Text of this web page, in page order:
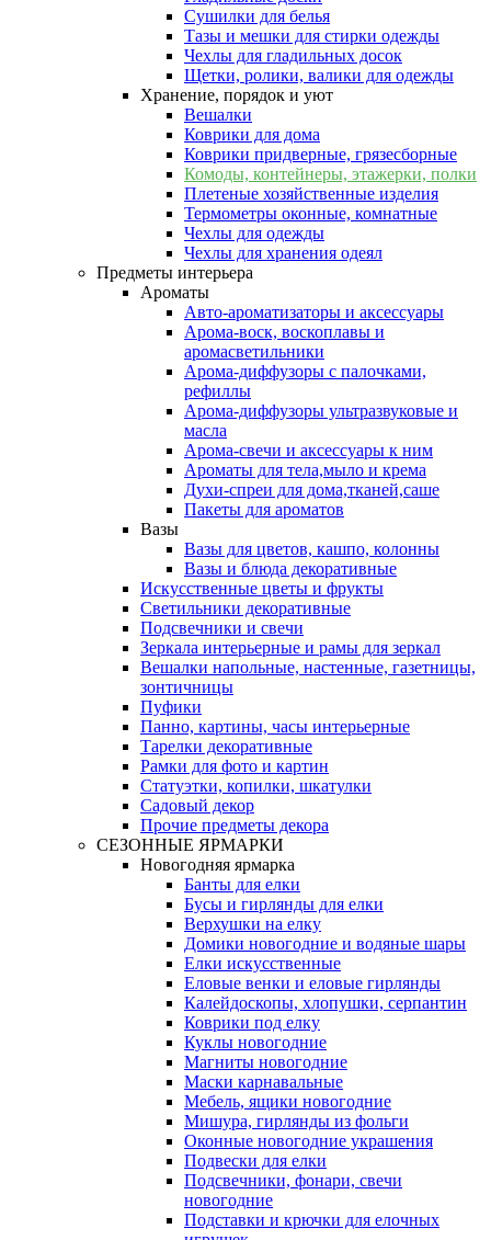
Сушилки для белья
Тазы и мешки для стирки одежды
Чехлы для гладильных досок
Щетки, ролики, валики для одежды
Хранение, порядок и уют
Вешалки
Коврики для дома
Коврики придверные, грязесборные
Комоды, контейнеры, этажерки, полки
Плетеные хозяйственные изделия
Термометры оконные, комнатные
Чехлы для одежды
Чехлы для хранения одеял
Предметы интерьера
Ароматы
Авто-ароматизаторы и аксессуары
Арома-воск, воскоплавы и
аромасветильники
Арома-диффузоры с палочками,
рефиллы
Арома-диффузоры ультразвуковые и
масла
Арома-свечи и аксессуары к ним
Ароматы для тела,мыло и крема
Духи-спреи для дома,тканей,саше
Пакеты для ароматов
Вазы
Вазы для цветов, кашпо, колонны
Вазы и блюда декоративные
Искусственные цветы и фрукты
Светильники декоративные
Подсвечники и свечи
Зеркала интерьерные и рамы для зеркал
Вешалки напольные, настенные, газетницы,
зонтичницы
Пуфики
Панно, картины, часы интерьерные
Тарелки декоративные
Рамки для фото и картин
Статуэтки, копилки, шкатулки
Садовый декор
Прочие предметы декора
СЕЗОННЫЕ ЯРМАРКИ
Новогодняя ярмарка
Банты для елки
Бусы и гирлянды для елки
Верхушки на елку
Домики новогодние и водяные шары
Елки искусственные
Еловые венки и еловые гирлянды
Калейдоскопы, хлопушки, серпантин
Коврики под елку
Куклы новогодние
Магниты новогодние
Маски карнавальные
Мебель, ящики новогодние
Мишура, гирлянды из фольги
Оконные новогодние украшения
Подвески для елки
Подсвечники, фонари, свечи
новогодние
Подставки и крючки для елочных